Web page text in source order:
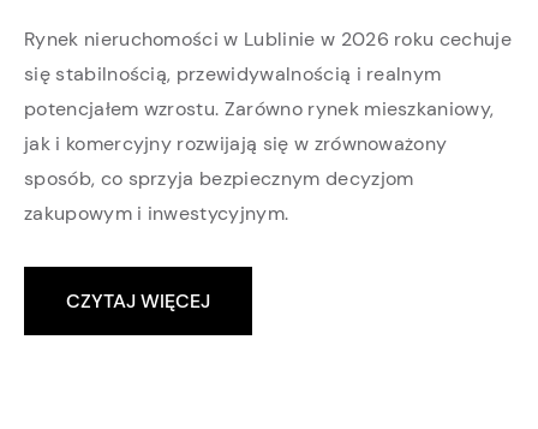
Rynek nieruchomości w Lublinie w 2026 roku cechuje
się stabilnością, przewidywalnością i realnym
potencjałem wzrostu. Zarówno rynek mieszkaniowy,
jak i komercyjny rozwijają się w zrównoważony
sposób, co sprzyja bezpiecznym decyzjom
zakupowym i inwestycyjnym.
CZYTAJ WIĘCEJ